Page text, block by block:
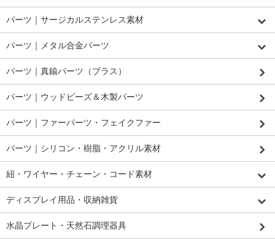
パーツ｜サージカルステンレス素材
パーツ｜メタル合金パーツ
パーツ｜真鍮パーツ（ブラス）
パーツ｜ウッドビーズ＆木製パーツ
パーツ｜ファーパーツ・フェイクファー
パーツ｜シリコン・樹脂・アクリル素材
紐・ワイヤー・チェーン・コード素材
ディスプレイ用品・収納雑貨
水晶プレート・天然石調理器具